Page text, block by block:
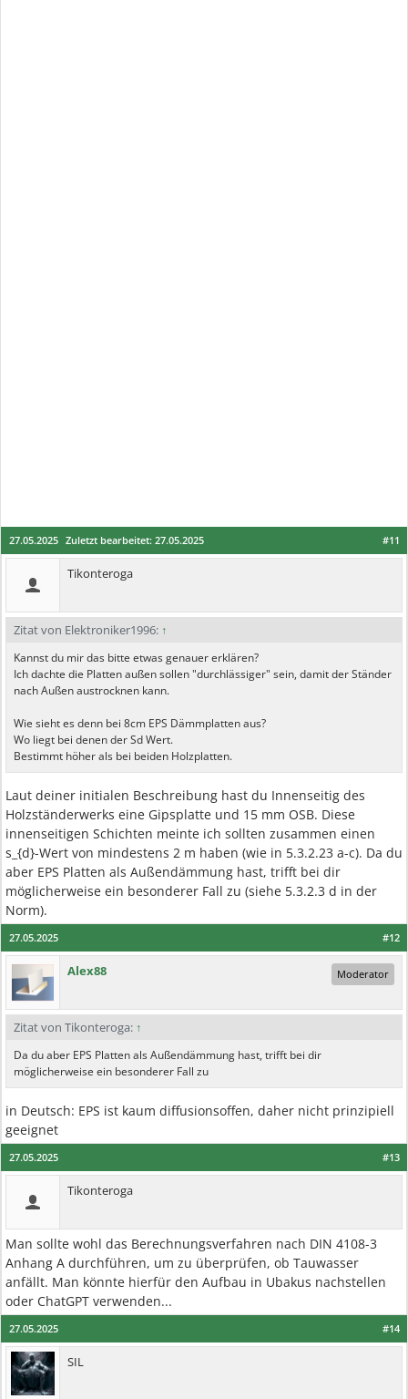
#11
27.05.2025 Zuletzt bearbeitet: 27.05.2025
Tikonteroga
Zitat von Elektroniker1996: ↑
Kannst du mir das bitte etwas genauer erklären?
Ich dachte die Platten außen sollen "durchlässiger" sein, damit der Ständer
nach Außen austrocknen kann.
Wie sieht es denn bei 8cm EPS Dämmplatten aus?
Wo liegt bei denen der Sd Wert.
Bestimmt höher als bei beiden Holzplatten.
Laut deiner initialen Beschreibung hast du Innenseitig des
Holzständerwerks eine Gipsplatte und 15 mm OSB. Diese
innenseitigen Schichten meinte ich sollten zusammen einen
s_{d}-Wert von mindestens 2 m haben (wie in 5.3.2.23 a-c). Da du
aber EPS Platten als Außendämmung hast, trifft bei dir
möglicherweise ein besonderer Fall zu (siehe 5.3.2.3 d in der
Norm).
#12
27.05.2025
Alex88 Moderator
Zitat von Tikonteroga: ↑
Da du aber EPS Platten als Außendämmung hast, trifft bei dir
möglicherweise ein besonderer Fall zu
in Deutsch: EPS ist kaum diffusionsoffen, daher nicht prinzipiell
geeignet
#13
27.05.2025
Tikonteroga
Man sollte wohl das Berechnungsverfahren nach DIN 4108-3
Anhang A durchführen, um zu überprüfen, ob Tauwasser
anfällt. Man könnte hierfür den Aufbau in Ubakus nachstellen
oder ChatGPT verwenden...
#14
27.05.2025
SIL